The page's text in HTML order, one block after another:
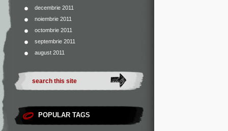
decembrie 2011
noiembrie 2011
octombrie 2011
septembrie 2011
august 2011
POPULAR TAGS